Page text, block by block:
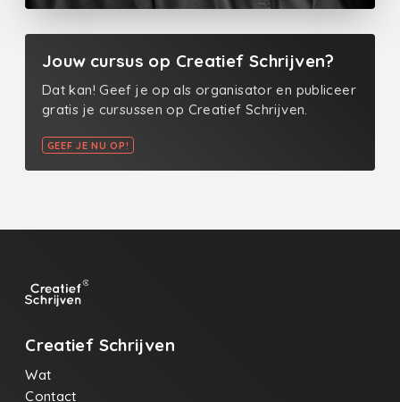
Jouw cursus op Creatief Schrijven?
Dat kan! Geef je op als organisator en publiceer
gratis je cursussen op Creatief Schrijven.
GEEF JE NU OP!
Creatief Schrijven
Wat
Contact